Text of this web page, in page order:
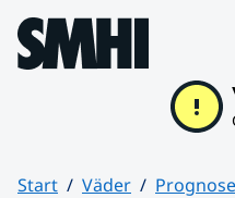
Hoppa till sidans innehåll
Start Väder